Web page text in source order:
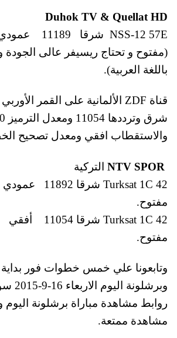
Duhok TV & Quellat HD
(مفتوح و تحتاج ريسيفر عالى الجودة
باللغة العربية).
شرق
والاستقطاب افقي ومعدل تصحيح الخطأ
التركية
مفتوح.
مفتوح.
وتابعونا علي خمس خطوات فور بداية
روابط مشاهدة مباراة برشلونة اليوم
مشاهدة ممتعة.